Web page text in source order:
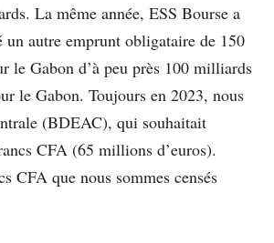
La même année, ESS Bourse a
autre emprunt obligataire de 150
le Gabon d’à peu près 100 milliards
le Gabon. Toujours en 2023, nous
(BDEAC), qui souhaitait
CFA (65 millions d’euros).
CFA que nous sommes censés